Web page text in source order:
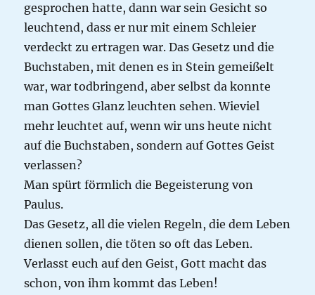
gesprochen hatte, dann war sein Gesicht so
leuchtend, dass er nur mit einem Schleier
verdeckt zu ertragen war. Das Gesetz und die
Buchstaben, mit denen es in Stein gemeißelt
war, war todbringend, aber selbst da konnte
man Gottes Glanz leuchten sehen. Wieviel
mehr leuchtet auf, wenn wir uns heute nicht
auf die Buchstaben, sondern auf Gottes Geist
verlassen?
Man spürt förmlich die Begeisterung von
Paulus.
Das Gesetz, all die vielen Regeln, die dem Leben
dienen sollen, die töten so oft das Leben.
Verlasst euch auf den Geist, Gott macht das
schon, von ihm kommt das Leben!